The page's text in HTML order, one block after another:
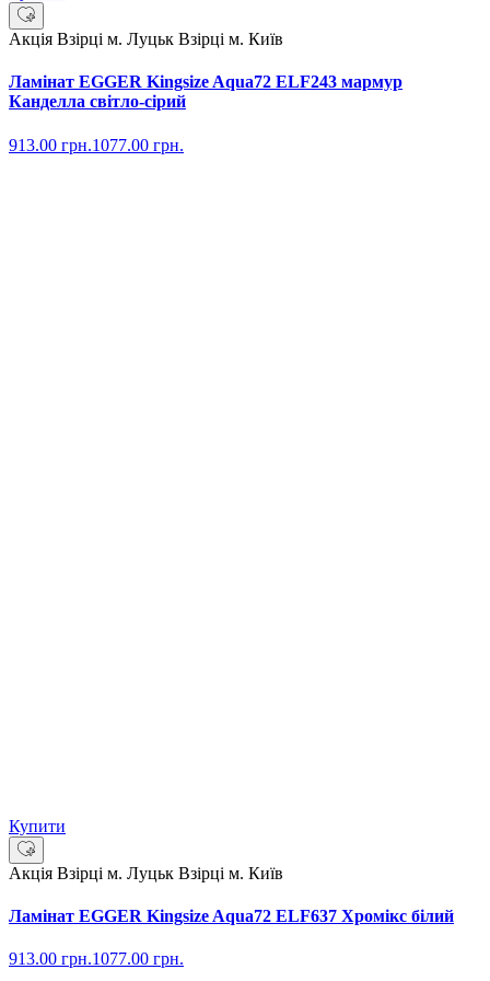
Акція Взірці м. Луцьк Взірці м. Київ
Ламінат EGGER Kingsize Aqua72 ELF243 мармур
Канделла світло-сірий
913.00 грн.1077.00 грн.
Купити
Акція Взірці м. Луцьк Взірці м. Київ
Ламінат EGGER Kingsize Aqua72 ELF637 Хромікс білий
913.00 грн.1077.00 грн.